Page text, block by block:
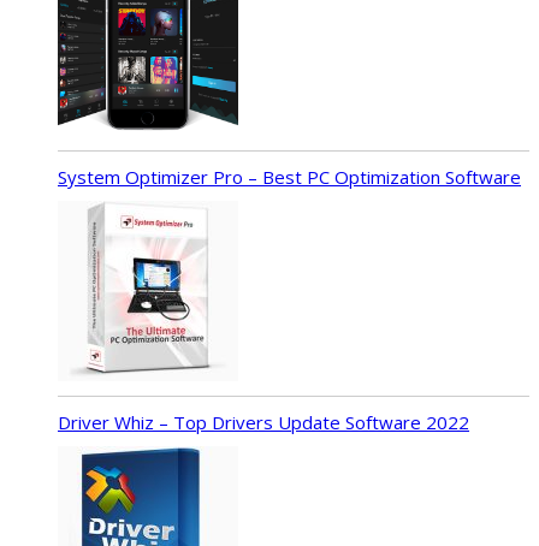
System Optimizer Pro – Best PC Optimization Software
Driver Whiz – Top Drivers Update Software 2022